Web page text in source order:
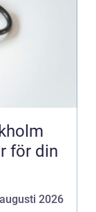
för din
2026